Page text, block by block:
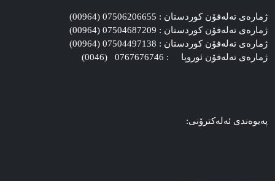
ژماره‌ی ته‌له‌فۆن کوردستان : 07506206655 (00964)
ژماره‌ی ته‌له‌فۆن کوردستان : 07504687209 (00964)
ژماره‌ی ته‌له‌فۆن کوردستان : 07504497138 (00964)
ژماره‌ی ته‌له‌فۆن ئوروپا : 0767676746 (0046)
په‌یوه‌ندی ئه‌له‌کترۆنی: